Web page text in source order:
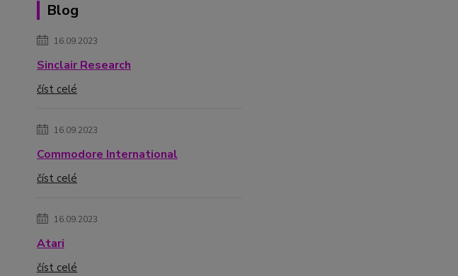
Blog
16.09.2023
Sinclair Research
číst celé
16.09.2023
Commodore International
číst celé
16.09.2023
Atari
číst celé